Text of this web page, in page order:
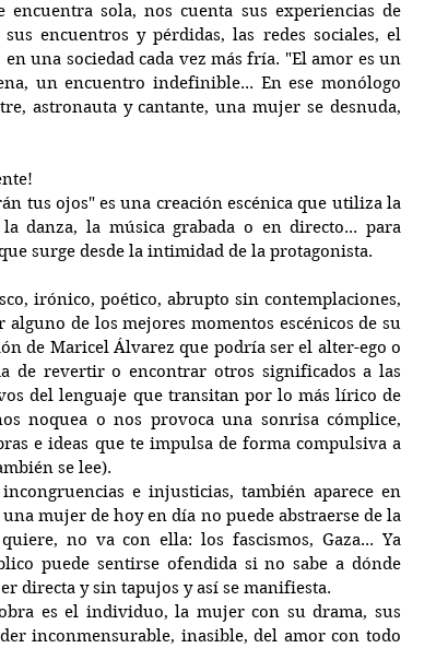
sola, nos cuenta sus experiencias de
encuentros y pérdidas, las redes sociales, el
una sociedad cada vez más fría. "El amor es un
un encuentro indefinible... En ese monólogo
astronauta y cantante, una mujer se desnuda,
tus ojos" es una creación escénica que utiliza la
danza, la música grabada o en directo... para
surge desde la intimidad de la protagonista.
irónico, poético, abrupto sin contemplaciones,
de los mejores momentos escénicos de su
de Maricel Álvarez que podría ser el alter-ego o
de revertir o encontrar otros significados a las
del lenguaje que transitan por lo más lírico de
noquea o nos provoca una sonrisa cómplice,
e ideas que te impulsa de forma compulsiva a
se lee).
e injusticias, también aparece en
mujer de hoy en día no puede abstraerse de la
no va con ella: los fascismos, Gaza... Ya
puede sentirse ofendida si no sabe a dónde
directa y sin tapujos y así se manifiesta.
es el individuo, la mujer con su drama, sus
inconmensurable, inasible, del amor con todo